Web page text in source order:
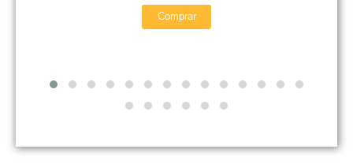
Comprar